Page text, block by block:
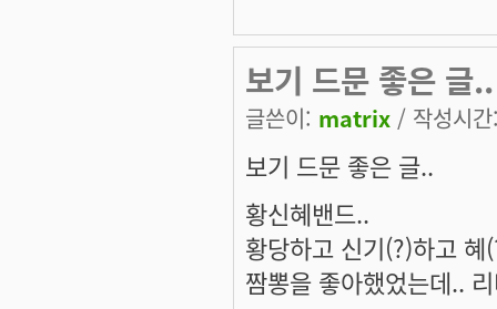
보기 드문 좋은 글..
글쓴이: matrix / 작성시
보기 드문 좋은 글..
황신혜밴드..
황당하고 신기(?)하고
짬뽕을 좋아했었는데..